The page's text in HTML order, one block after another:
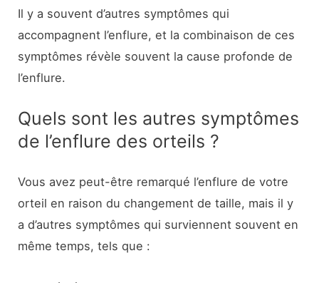
Il y a souvent d’autres symptômes qui
accompagnent l’enflure, et la combinaison de ces
symptômes révèle souvent la cause profonde de
l’enflure.
Quels sont les autres symptômes
de l’enflure des orteils ?
Vous avez peut-être remarqué l’enflure de votre
orteil en raison du changement de taille, mais il y
a d’autres symptômes qui surviennent souvent en
même temps, tels que :